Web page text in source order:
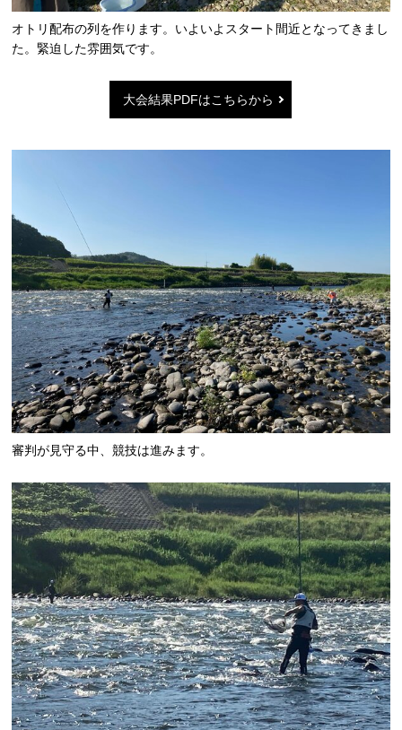
オトリ配布の列を作ります。いよいよスタート間近となってきまし
た。緊迫した雰囲気です。
大会結果PDFはこちらから
審判が見守る中、競技は進みます。